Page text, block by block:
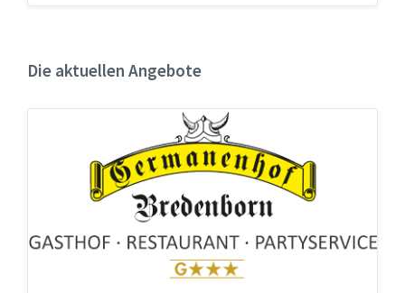
Die aktuellen Angebote